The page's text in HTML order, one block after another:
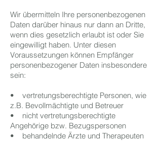
Wir übermitteln Ihre personenbezogenen
Daten darüber hinaus nur dann an Dritte,
wenn dies gesetzlich erlaubt ist oder Sie
eingewilligt haben. Unter diesen
Voraussetzungen können Empfänger
personenbezogener Daten insbesondere
sein:
• vertretungsberechtigte Personen, wie
z.B. Bevollmächtigte und Betreuer
• nicht vertretungsberechtigte
Angehörige bzw. Bezugspersonen
• behandelnde Ärzte und Therapeuten